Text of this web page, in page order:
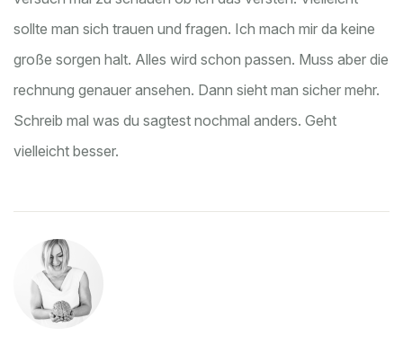
sollte man sich trauen und fragen. Ich mach mir da keine
große sorgen halt. Alles wird schon passen. Muss aber die
rechnung genauer ansehen. Dann sieht man sicher mehr.
Schreib mal was du sagtest nochmal anders. Geht
vielleicht besser.